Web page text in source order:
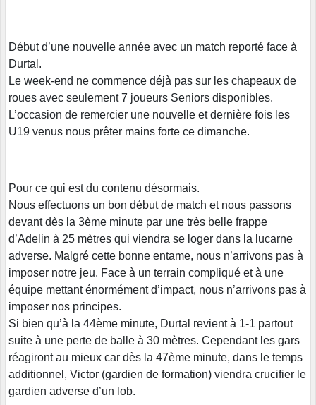
Début d’une nouvelle année avec un match reporté face à
Durtal.
Le week-end ne commence déjà pas sur les chapeaux de
roues avec seulement 7 joueurs Seniors disponibles.
L’occasion de remercier une nouvelle et dernière fois les
U19 venus nous prêter mains forte ce dimanche.
Pour ce qui est du contenu désormais.
Nous effectuons un bon début de match et nous passons
devant dès la 3ème minute par une très belle frappe
d’Adelin à 25 mètres qui viendra se loger dans la lucarne
adverse. Malgré cette bonne entame, nous n’arrivons pas à
imposer notre jeu. Face à un terrain compliqué et à une
équipe mettant énormément d’impact, nous n’arrivons pas à
imposer nos principes.
Si bien qu’à la 44ème minute, Durtal revient à 1-1 partout
suite à une perte de balle à 30 mètres. Cependant les gars
réagiront au mieux car dès la 47ème minute, dans le temps
additionnel, Victor (gardien de formation) viendra crucifier le
gardien adverse d’un lob.